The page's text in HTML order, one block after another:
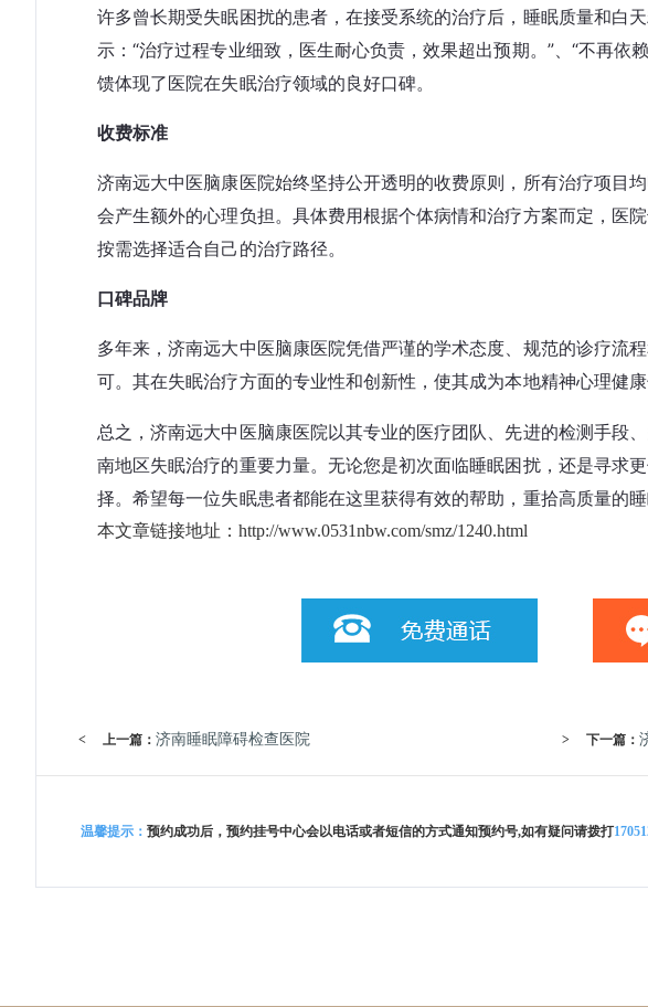
许多曾长期受失眠困扰的患者，在接受系统的治疗后，睡眠质量和白
示：“治疗过程专业细致，医生耐心负责，效果超出预期。”、“不再依
馈体现了医院在失眠治疗领域的良好口碑。
收费标准
济南远大中医脑康医院始终坚持公开透明的收费原则，所有治疗项目
会产生额外的心理负担。具体费用根据个体病情和治疗方案而定，医
按需选择适合自己的治疗路径。
口碑品牌
多年来，济南远大中医脑康医院凭借严谨的学术态度、规范的诊疗流
可。其在失眠治疗方面的专业性和创新性，使其成为本地精神心理健康
总之，济南远大中医脑康医院以其专业的医疗团队、先进的检测手段
南地区失眠治疗的重要力量。无论您是初次面临睡眠困扰，还是寻求
择。希望每一位失眠患者都能在这里获得有效的帮助，重拾高质量的睡
本文章链接地址： http://www.0531nbw.com/smz/1240.html
< 上一篇： 济南睡眠障碍检查医院 > 下一篇：
温馨提示： 预约成功后，预约挂号中心会以电话或者短信的方式通知预约号,如有疑问请拨打